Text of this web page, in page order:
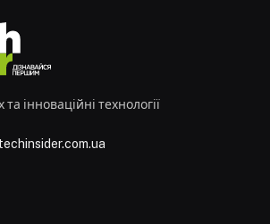
інноваційні технології